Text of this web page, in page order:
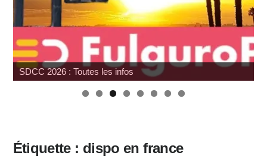
SDCC 2026 : Toutes les infos
Étiquette : dispo en france